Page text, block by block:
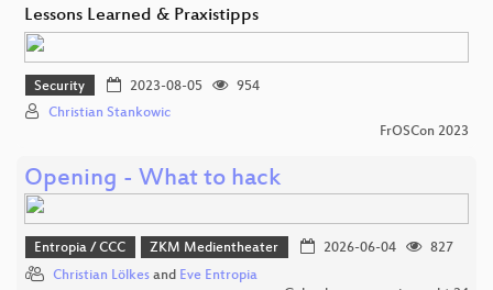
Lessons Learned & Praxistipps
Security 2023-08-05
954
Christian Stankowic
FrOSCon 2023
Opening - What to hack
Entropia / CCC ZKM Medientheater 2026-06-04
827
Christian Lölkes and Eve Entropia